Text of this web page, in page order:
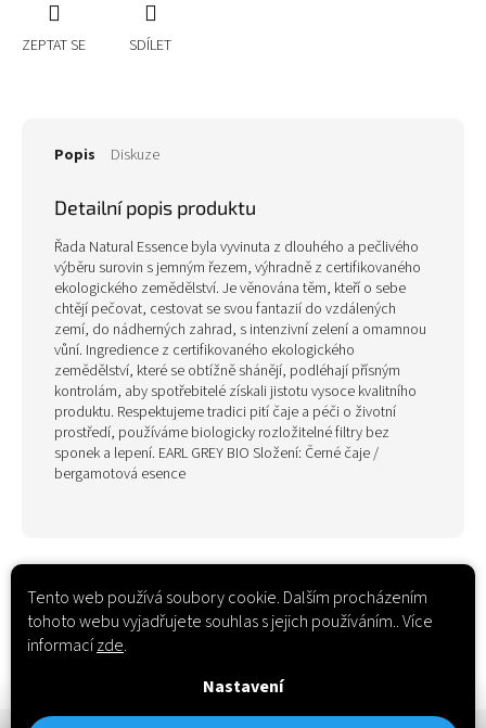
Tento web používá soubory cookie. Dalším procházením
tohoto webu vyjadřujete souhlas s jejich používáním.. Více
informacízde.
Nastavení
ZEPTAT SE SDÍLET
Popis Diskuze
Detailní popis produktu
Řada Natural Essence byla vyvinuta z dlouhého a pečlivého
výběru surovin s jemným řezem, výhradně z certifikovaného
ekologického zemědělství. Je věnována těm, kteří o sebe
chtějí pečovat, cestovat se svou fantazií do vzdálených
zemí, do nádherných zahrad, s intenzivní zelení a omamnou
vůní. Ingredience z certifikovaného ekologického
zemědělství, které se obtížně shánějí, podléhají přísným
kontrolám, aby spotřebitelé získali jistotu vysoce kvalitního
produktu. Respektujeme tradici pití čaje a péči o životní
prostředí, používáme biologicky rozložitelné filtry bez
sponek a lepení. EARL GREY BIO Složení: Černé čaje /
bergamotová esence
Registrovat